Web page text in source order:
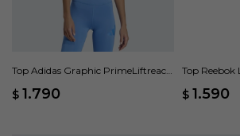
Top Adidas Graphic PrimeLiftreact
$ 1.790
Top
$ 1.590